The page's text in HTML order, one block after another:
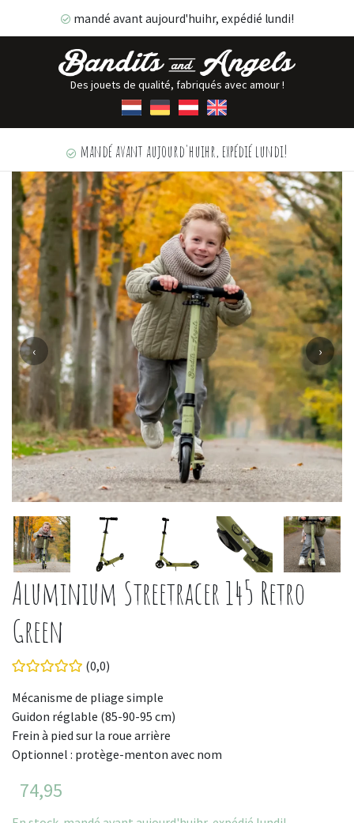
mandé avant aujourd'huihr, expédié lundi!
Des jouets de qualité, fabriqués avec amour !
mandé avant aujourd'huihr, expédié lundi!
‹ ›
Aluminium Streetracer 145 Retro
Green
(0,0)
Mécanisme de pliage simple
Guidon réglable (85-90-95 cm)
Frein à pied sur la roue arrière
Optionnel : protège-menton avec nom
74,95